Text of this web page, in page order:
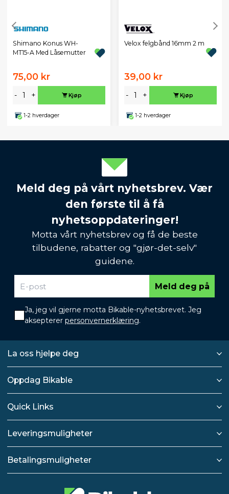
Shimano Konus WH-
MT15-A Med Låsemutter
75,00 kr
- + Kjøp
1-2 hverdager
Velox felgbånd 16mm 2 m
39,00 kr
- + Kjøp
1-2 hverdager
Meld deg på vårt nyhetsbrev. Vær
den første til å få
nyhetsoppdateringer!
Motta vårt nyhetsbrev og få de beste
tilbudene, rabatter og "gjør-det-selv"
guidene.
Meld deg på
Ja, jeg vil gjerne motta Bikable-nyhetsbrevet. Jeg
aksepterer personvernerklæring.
La oss hjelpe deg
Oppdag Bikable
Quick Links
Leveringsmuligheter
Betalingsmuligheter